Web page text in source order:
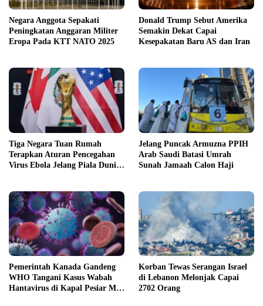
Negara Anggota Sepakati
Peningkatan Anggaran Militer
Eropa Pada KTT NATO 2025
Donald Trump Sebut Amerika
Semakin Dekat Capai
Kesepakatan Baru AS dan Iran
Tiga Negara Tuan Rumah
Terapkan Aturan Pencegahan
Virus Ebola Jelang Piala Dunia
Jelang Puncak Armuzna PPIH
Arab Saudi Batasi Umrah
Sunah Jamaah Calon Haji
Pemerintah Kanada Gandeng
WHO Tangani Kasus Wabah
Hantavirus di Kapal Pesiar MV
Korban Tewas Serangan Israel
di Lebanon Melonjak Capai
2702 Orang